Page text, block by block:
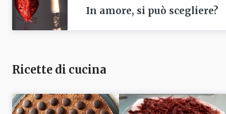
In amore, si può scegliere?
Ricette di cucina